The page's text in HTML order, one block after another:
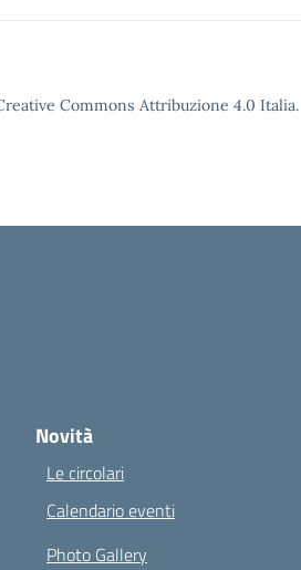
Commons Attribuzione 4.0 Italia.
Novità
Le circolari
Calendario eventi
Photo Gallery